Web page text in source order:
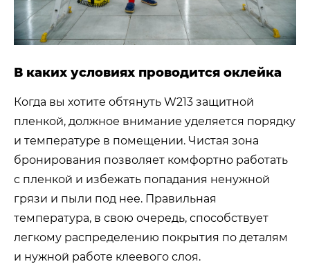
В каких условиях проводится оклейка
Когда вы хотите обтянуть W213 защитной
пленкой, должное внимание уделяется порядку
и температуре в помещении. Чистая зона
бронирования позволяет комфортно работать
с пленкой и избежать попадания ненужной
грязи и пыли под нее. Правильная
температура, в свою очередь, способствует
легкому распределению покрытия по деталям
и нужной работе клеевого слоя.